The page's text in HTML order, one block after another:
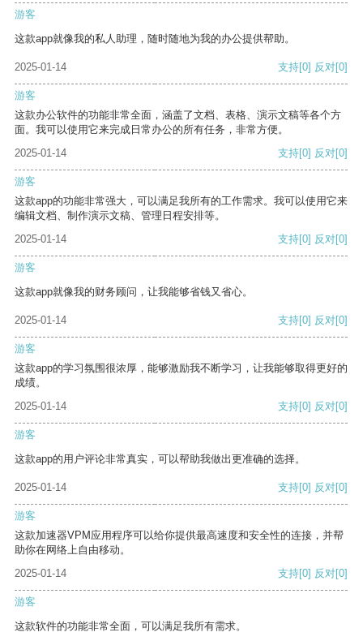
游客
这款app就像我的私人助理，随时随地为我的办公提供帮助。
2025-01-14 支持[0] 反对[0]
游客
这款办公软件的功能非常全面，涵盖了文档、表格、演示文稿等各个方
面。我可以使用它来完成日常办公的所有任务，非常方便。
2025-01-14
支持[0] 反对[0]
游客
这款app的功能非常强大，可以满足我所有的工作需求。我可以使用它来
编辑文档、制作演示文稿、管理日程安排等。
2025-01-14
支持[0] 反对[0]
游客
这款app就像我的财务顾问，让我能够省钱又省心。
2025-01-14 支持[0] 反对[0]
游客
这款app的学习氛围很浓厚，能够激励我不断学习，让我能够取得更好的
成绩。
2025-01-14
支持[0] 反对[0]
游客
这款app的用户评论非常真实，可以帮助我做出更准确的选择。
2025-01-14 支持[0] 反对[0]
游客
这款加速器VPM应用程序可以给你提供最高速度和安全性的连接，并帮
助你在网络上自由移动。
2025-01-14
支持[0] 反对[0]
游客
这款软件的功能非常全面，可以满足我所有需求。